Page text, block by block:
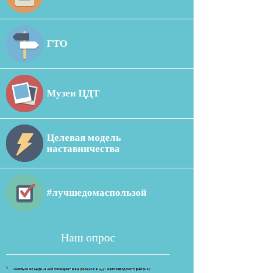
ГТО
Музеи ЦДТ
Целевая модель
наставничества
#лучшедомаспользой
Наш опрос